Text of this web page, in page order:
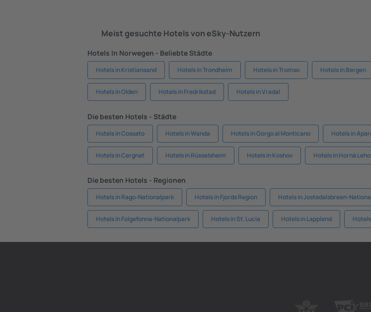
Meist gesuchte Hotels von eSky-Nutzern
Hotels In Norwegen - Beliebte Städte
Hotels in Kristiansand Hotels in Trondheim Hotels in Tromso Hotels in Bergen
Hotels in Olden Hotels in Fredrikstad Hotels in Vradal
Die besten Hotels - Städte
Hotels in Cossato Hotels in Wanda Hotels in Gorgo al Monticano Hotels in
Hotels in Cergnat Hotels in Rüsselsheim Hotels in Koshov Hotels in Horná
Die besten Hotels - Regionen
Hotels in Rago-Nationalpark Hotels in Fjords Region Hotels in Jostedalsbreen-
Hotels in Folgefonna-Nationalpark Hotels in St. Lucia Hotels in Lappland